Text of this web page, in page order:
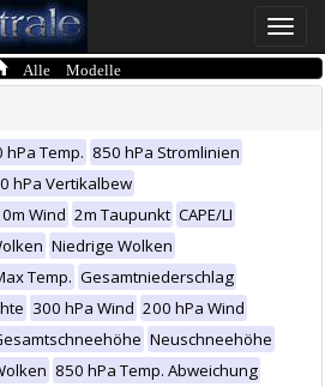
Toggle
Alle Modelle
hPa Temp. 850 hPa Stromlinien
hPa Vertikalbew
Wind 2m Taupunkt CAPE/LI
Niedrige Wolken
Temp. Gesamtniederschlag
300 hPa Wind 200 hPa Wind
Neuschneehöhe
850 hPa Temp. Abweichung